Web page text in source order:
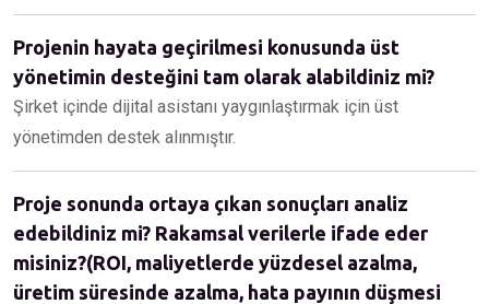
Projenin hayata geçirilmesi konusunda üst
yönetimin desteğini tam olarak alabildiniz mi?
Şirket içinde dijital asistanı yaygınlaştırmak için üst
yönetimden destek alınmıştır.
Proje sonunda ortaya çıkan sonuçları analiz
edebildiniz mi? Rakamsal verilerle ifade eder
misiniz?(ROI, maliyetlerde yüzdesel azalma,
üretim süresinde azalma, hata payının düşmesi